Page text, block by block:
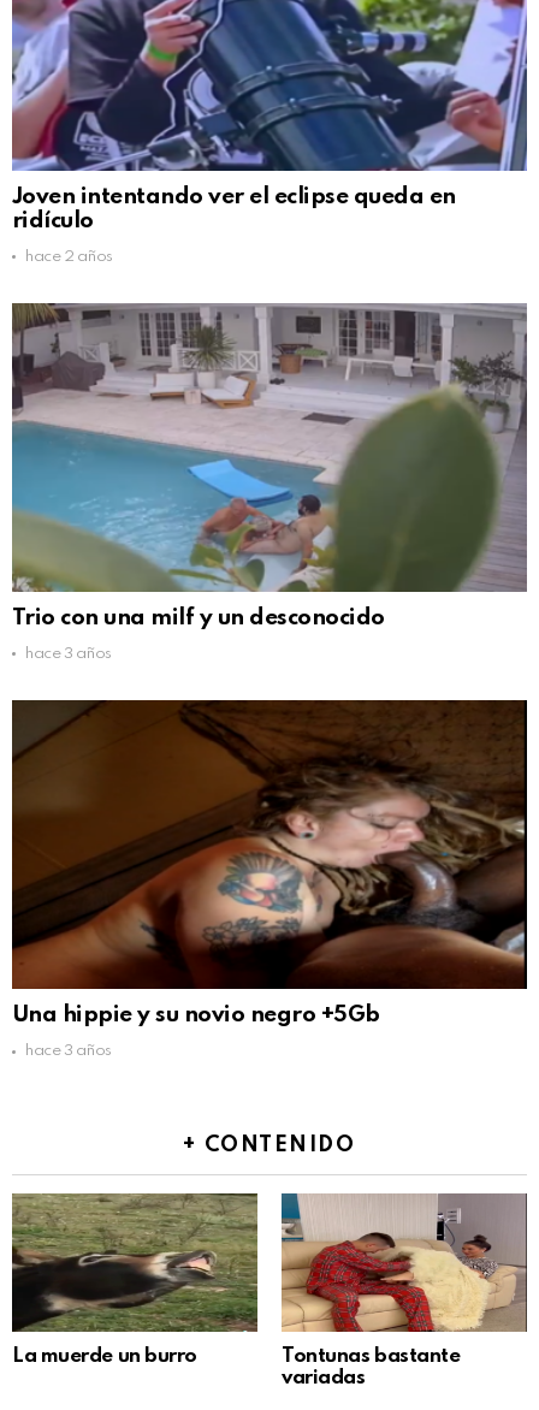
Joven intentando ver el eclipse queda en
ridículo
hace 2 años
Trio con una milf y un desconocido
hace 3 años
Una hippie y su novio negro +5Gb
hace 3 años
+ CONTENIDO
La muerde un burro
Tontunas bastante
variadas